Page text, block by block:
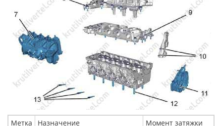
Метка Назначение Момент затяжки